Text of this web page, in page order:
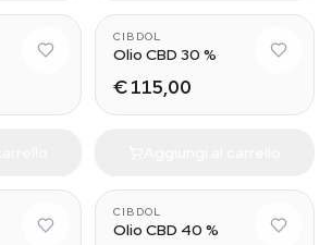
CIBDOL
Olio CBD 30 %
€ 115,00
CIBDOL
Olio CBD 40 %